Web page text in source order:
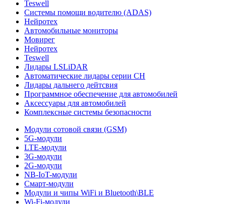
Teswell
Системы помощи водителю (ADAS)
Нейротех
Автомобильные мониторы
Мовирег
Нейротех
Teswell
Лидары LSLiDAR
Автоматические лидары серии CH
Лидары дальнего дейтсвия
Программное обеспечение для автомобилей
Аксессуары для автомобилей
Комплексные системы безопасности
Модули сотовой связи (GSM)
5G-модули
LTE-модули
3G-модули
2G-модули
NB-IoT-модули
Смарт-модули
Модули и чипы WiFi и Bluetooth\BLE
Wi-Fi-модули